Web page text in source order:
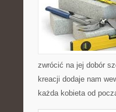
zwrócić na jej dobór
kreacji dodaje nam
każda kobieta od